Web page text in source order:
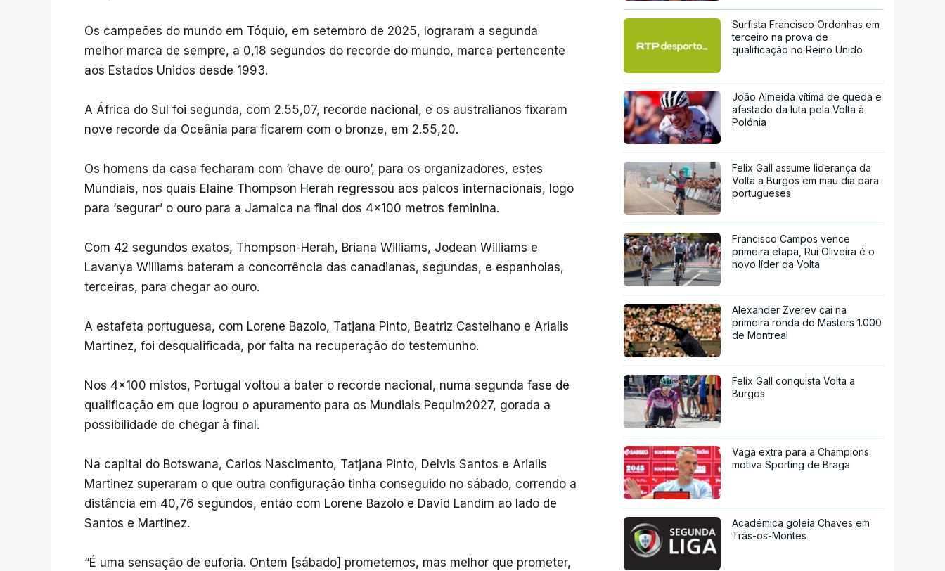
Os campeões do mundo em Tóquio, em setembro de 2025, lograram a segunda
melhor marca de sempre, a 0,18 segundos do recorde do mundo, marca pertencente
aos Estados Unidos desde 1993.
A África do Sul foi segunda, com 2.55,07, recorde nacional, e os australianos fixaram
nove recorde da Oceânia para ficarem com o bronze, em 2.55,20.
Os homens da casa fecharam com ‘chave de ouro’, para os organizadores, estes
Mundiais, nos quais Elaine Thompson Herah regressou aos palcos internacionais, logo
para ‘segurar’ o ouro para a Jamaica na final dos 4x100 metros feminina.
Com 42 segundos exatos, Thompson-Herah, Briana Williams, Jodean Williams e
Lavanya Williams bateram a concorrência das canadianas, segundas, e espanholas,
terceiras, para chegar ao ouro.
A estafeta portuguesa, com Lorene Bazolo, Tatjana Pinto, Beatriz Castelhano e Arialis
Martinez, foi desqualificada, por falta na recuperação do testemunho.
Nos 4x100 mistos, Portugal voltou a bater o recorde nacional, numa segunda fase de
qualificação em que logrou o apuramento para os Mundiais Pequim2027, gorada a
possibilidade de chegar à final.
Na capital do Botswana, Carlos Nascimento, Tatjana Pinto, Delvis Santos e Arialis
Martinez superaram o que outra configuração tinha conseguido no sábado, correndo a
distância em 40,76 segundos, então com Lorene Bazolo e David Landim ao lado de
Santos e Martinez.
“É uma sensação de euforia. Ontem [sábado] prometemos, mas melhor que prometer,
Surfista Francisco Ordonhas em
terceiro na prova de
qualificação no Reino Unido
João Almeida vítima de queda e
afastado da luta pela Volta à
Polónia
Felix Gall assume liderança da
Volta a Burgos em mau dia para
portugueses
Francisco Campos vence
primeira etapa, Rui Oliveira é o
novo líder da Volta
Alexander Zverev cai na
primeira ronda do Masters 1.000
de Montreal
Felix Gall conquista Volta a
Burgos
Vaga extra para a Champions
motiva Sporting de Braga
Académica goleia Chaves em
Trás-os-Montes